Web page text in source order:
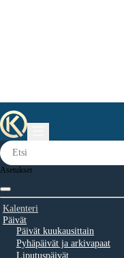
Asetukset
Kalenteri
Päivät
Päivät kuukausittain
Pyhäpäivät ja arkivapaat
Liputuspäivät